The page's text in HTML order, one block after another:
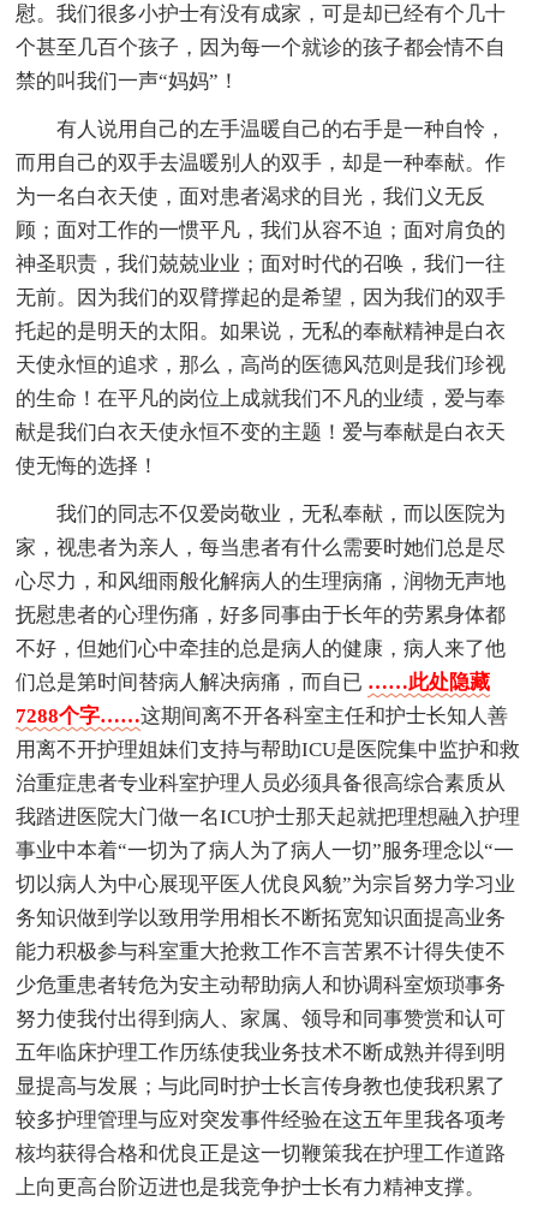
慰。我们很多小护士有没有成家，可是却已经有个几十
个甚至几百个孩子，因为每一个就诊的孩子都会情不自
禁的叫我们一声“妈妈”！
有人说用自己的左手温暖自己的右手是一种自怜，
而用自己的双手去温暖别人的双手，却是一种奉献。作
为一名白衣天使，面对患者渴求的目光，我们义无反
顾；面对工作的一惯平凡，我们从容不迫；面对肩负的
神圣职责，我们兢兢业业；面对时代的召唤，我们一往
无前。因为我们的双臂撑起的是希望，因为我们的双手
托起的是明天的太阳。如果说，无私的奉献精神是白衣
天使永恒的追求，那么，高尚的医德风范则是我们珍视
的生命！在平凡的岗位上成就我们不凡的业绩，爱与奉
献是我们白衣天使永恒不变的主题！爱与奉献是白衣天
使无悔的选择！
我们的同志不仅爱岗敬业，无私奉献，而以医院为
家，视患者为亲人，每当患者有什么需要时她们总是尽
心尽力，和风细雨般化解病人的生理病痛，润物无声地
抚慰患者的心理伤痛，好多同事由于长年的劳累身体都
不好，但她们心中牵挂的总是病人的健康，病人来了他
们总是第时间替病人解决病痛，而自已 ……此处隐藏
7288个字……这期间离不开各科室主任和护士长知人善
用离不开护理姐妹们支持与帮助ICU是医院集中监护和救
治重症患者专业科室护理人员必须具备很高综合素质从
我踏进医院大门做一名ICU护士那天起就把理想融入护理
事业中本着“一切为了病人为了病人一切”服务理念以“一
切以病人为中心展现平医人优良风貌”为宗旨努力学习业
务知识做到学以致用学用相长不断拓宽知识面提高业务
能力积极参与科室重大抢救工作不言苦累不计得失使不
少危重患者转危为安主动帮助病人和协调科室烦琐事务
努力使我付出得到病人、家属、领导和同事赞赏和认可
五年临床护理工作历练使我业务技术不断成熟并得到明
显提高与发展；与此同时护士长言传身教也使我积累了
较多护理管理与应对突发事件经验在这五年里我各项考
核均获得合格和优良正是这一切鞭策我在护理工作道路
上向更高台阶迈进也是我竞争护士长有力精神支撑。